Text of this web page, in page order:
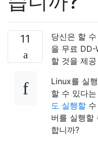
11 당신은 할 수
을 무료 DD-
할 것을 제공
Linux를 실
할 수 있다
도 실행할
버를 실행할
합니까?